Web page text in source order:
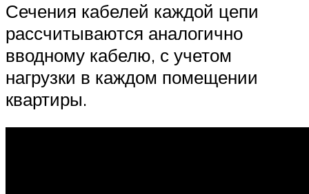
Сечения кабелей каждой цепи
рассчитываются аналогично
вводному кабелю, с учетом
нагрузки в каждом помещении
квартиры.